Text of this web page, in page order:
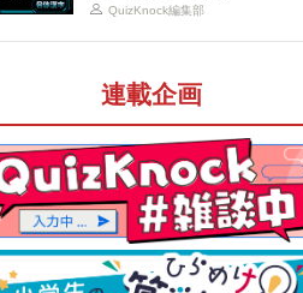
QuizKnock編集部
連載企画